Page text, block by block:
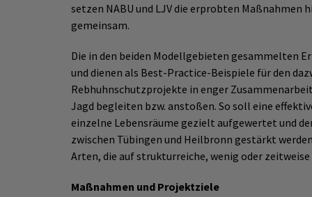
setzen NABU und LJV die erprobten
gemeinsam.
Die in den beiden Modellgebieten gesammelten
und dienen als Best-Practice-Beispiele für den
Rebhuhnschutzprojekte in enger
Jagd begleiten bzw. anstoßen. So soll eine
einzelne Lebensräume gezielt aufgewertet und
zwischen Tübingen und Heilbronn gestärkt
Arten, die auf strukturreiche, wenig oder
Maßnahmen und Projektziele